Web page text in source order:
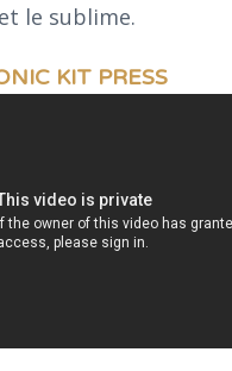
le sublime.
KIT PRESS